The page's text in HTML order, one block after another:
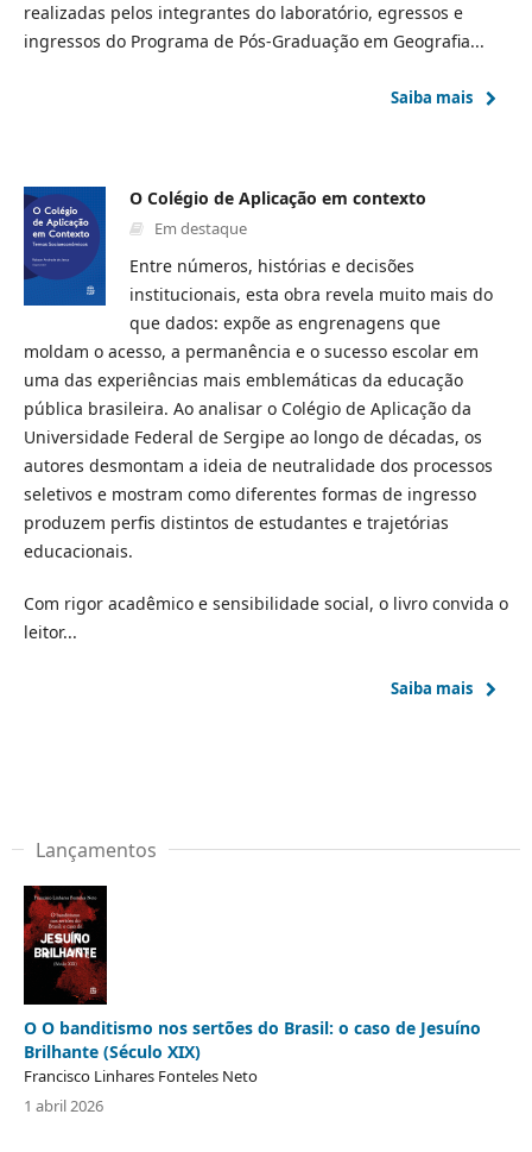
realizadas pelos integrantes do laboratório, egressos e
ingressos do Programa de Pós-Graduação em Geografia...
Saiba mais
O Colégio de Aplicação em contexto
Em destaque
Entre números, histórias e decisões
institucionais, esta obra revela muito mais do
que dados: expõe as engrenagens que
moldam o acesso, a permanência e o sucesso escolar em
uma das experiências mais emblemáticas da educação
pública brasileira. Ao analisar o Colégio de Aplicação da
Universidade Federal de Sergipe ao longo de décadas, os
autores desmontam a ideia de neutralidade dos processos
seletivos e mostram como diferentes formas de ingresso
produzem perfis distintos de estudantes e trajetórias
educacionais.
Com rigor acadêmico e sensibilidade social, o livro convida o
leitor...
Saiba mais
Lançamentos
O O banditismo nos sertões do Brasil: o caso de Jesuíno
Brilhante (Século XIX)
Francisco Linhares Fonteles Neto
1 abril 2026